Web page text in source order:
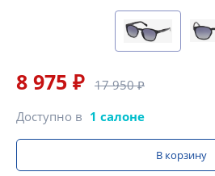
8 975 ₽ 17 950 ₽
Доступно в 1 салоне
В корзину